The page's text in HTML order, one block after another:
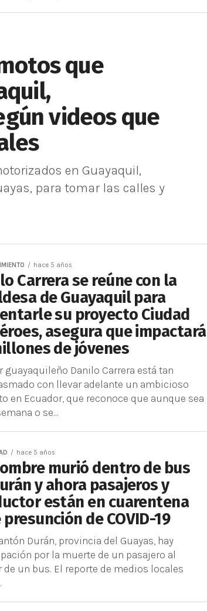
que
videos que
en Guayaquil,
para tomar las calles y
hace 5 años
Carrera se reúne con la
de Guayaquil para
su proyecto Ciudad
asegura que impactará
de jóvenes
guayaquileño Danilo Carrera está tan
con llevar adelante un ambicioso
en Ecuador, que reconoce que aunque sea
o se...
hace 5 años
murió dentro de bus
y ahora pasajeros y
están en cuarentena
de COVID-19
Durán, provincia del Guayas, hay
por la muerte de un pasajero al
de un bus. El reporte de medios locales